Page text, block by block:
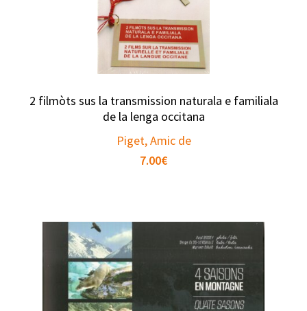
2 filmòts sus la transmission naturala e familiala
de la lenga occitana
Piget, Amic de
7.00€